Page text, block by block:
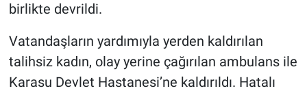
birlikte devrildi.
Vatandaşların yardımıyla yerden kaldırılan
talihsiz kadın, olay yerine çağırılan ambulans ile
Karasu Devlet Hastanesi’ne kaldırıldı. Hatalı